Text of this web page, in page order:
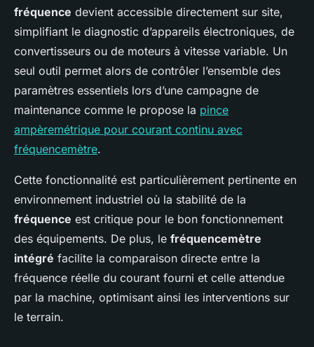
fréquence devient accessible directement sur site,
simplifiant le diagnostic d’appareils électroniques, de
convertisseurs ou de moteurs à vitesse variable. Un
seul outil permet alors de contrôler l’ensemble des
paramètres essentiels lors d’une campagne de
maintenance comme le propose la pince
ampèremétrique pour courant continu avec
fréquencemètre.
Cette fonctionnalité est particulièrement pertinente en
environnement industriel où la stabilité de la
fréquence est critique pour le bon fonctionnement
des équipements. De plus, le fréquencemètre
intégré facilite la comparaison directe entre la
fréquence réelle du courant fourni et celle attendue
par la machine, optimisant ainsi les interventions sur
le terrain.